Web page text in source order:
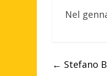
Nel
← Stefano